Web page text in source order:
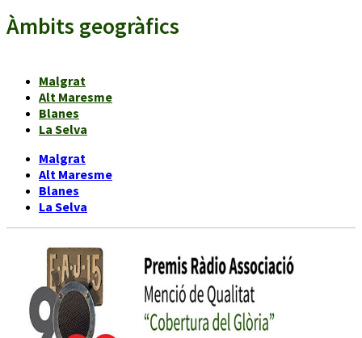
Àmbits geogràfics
Malgrat
Alt Maresme
Blanes
La Selva
Malgrat
Alt Maresme
Blanes
La Selva